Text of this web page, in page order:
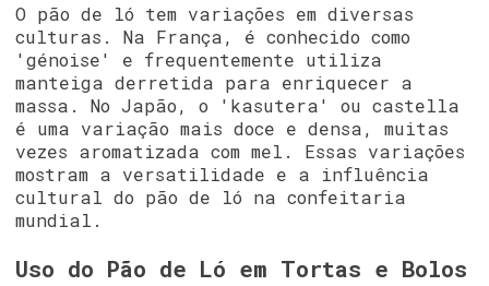
O pão de ló tem variações em diversas
culturas. Na França, é conhecido como
'génoise' e frequentemente utiliza
manteiga derretida para enriquecer a
massa. No Japão, o 'kasutera' ou castella
é uma variação mais doce e densa, muitas
vezes aromatizada com mel. Essas variações
mostram a versatilidade e a influência
cultural do pão de ló na confeitaria
mundial.
Uso do Pão de Ló em Tortas e Bolos